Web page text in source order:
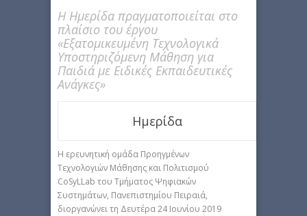
Η Ημερίδα πραγματοποιείται στο
πλαίσιο του έργου
«Εξατομικευμένη Τεχνολογικά
Υποστηριζόμενη Μάθηση για
Παιδιά με Ειδικές Εκπαιδευτικές
Ανάγκες»
Ημερίδα
Η ερευνητική ομάδα Προηγμένων
Τεχνολογιών Μάθησης και Πολιτισμού
CoSyLLab του Τμήματος Ψηφιακών
Συστημάτων, Πανεπιστημίου Πειραιά,
διοργανώνει τη Δευτέρα 24 Ιουνίου 2019